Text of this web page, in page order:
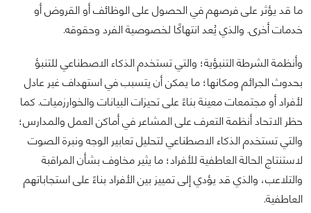
ما قد يؤثر على فرصهم في الحصول على الوظائف أو القروض أو
خدمات أخرى. والذي يُعد انتهاكًا لخصوصية الفرد وحقوقه.
وأنظمة الشرطة التنبؤية؛ والتي تستخدم الذكاء الاصطناعي للتنبؤ
بحدوث الجرائم ومكانها؛ ما يمكن أن يتسبب في استهداف غير عادل
لأفراد أو مجتمعات معينة بناءً على تحيزات البيانات والخوارزميات. كما
حظر الاتحاد أنظمة التعرف على المشاعر في أماكن العمل والمدارس؛
والتي تستخدم الذكاء الاصطناعي لتحليل تعابير الوجه ونبرة الصوت
لاستنتاج الحالة العاطفية للأفراد؛ ما يثير مخاوف بشأن المراقبة
والتلاعب، والذي قد يؤدي إلى تمييز بين الأفراد بناءً على استجاباتهم
العاطفية.